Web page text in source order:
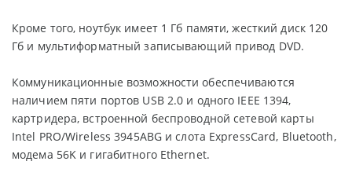
Кроме того, ноутбук имеет 1 Гб памяти, жесткий диск 120
Гб и мультиформатный записывающий привод DVD.
Коммуникационные возможности обеспечиваются
наличием пяти портов USB 2.0 и одного IEEE 1394,
картридера, встроенной беспроводной сетевой карты
Intel PRO/Wireless 3945ABG и слота ExpressCard, Bluetooth,
модема 56K и гигабитного Ethernet.